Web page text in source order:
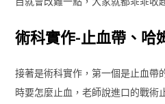
術科實作-止血帶、哈
接著是術科實作，第一個是止血帶
時要怎麼止血，老師說進口的戰術